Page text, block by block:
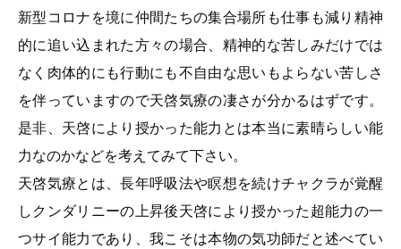
新型コロナを境に仲間たちの集合場所も仕事も減り精神
的に追い込まれた方々の場合、精神的な苦しみだけでは
なく肉体的にも行動にも不自由な思いもよらない苦しさ
を伴っていますので天啓気療の凄さが分かるはずです。
是非、天啓により授かった能力とは本当に素晴らしい能
力なのかなどを考えてみて下さい。
天啓気療とは、長年呼吸法や瞑想を続けチャクラが覚醒
しクンダリニーの上昇後天啓により授かった超能力の一
つサイ能力であり、我こそは本物の気功師だと述べてい